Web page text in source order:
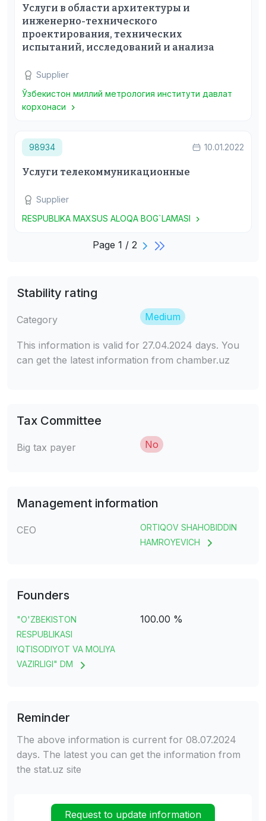
Услуги в области архитектуры и
инженерно-технического
проектирования, технических
испытаний, исследований и анализа
Supplier
Ўзбекистон миллий метрология институти давлат
корхонаси
98934 10.01.2022
Услуги телекоммуникационные
Supplier
RESPUBLIKA MAXSUS ALOQA BOG`LAMASI
Page 1 / 2
Stability rating
Category Medium
This information is valid for 27.04.2024 days. You
can get the latest information from chamber.uz
Tax Committee
Big tax payer No
Management information
CEO
ORTIQOV SHAHOBIDDIN
HAMROYEVICH
Founders
"O'ZBEKISTON
RESPUBLIKASI
IQTISODIYOT VA MOLIYA
VAZIRLIGI" DM
100.00 %
Reminder
The above information is current for 08.07.2024
days. The latest you can get the information from
the stat.uz site
Request to update information